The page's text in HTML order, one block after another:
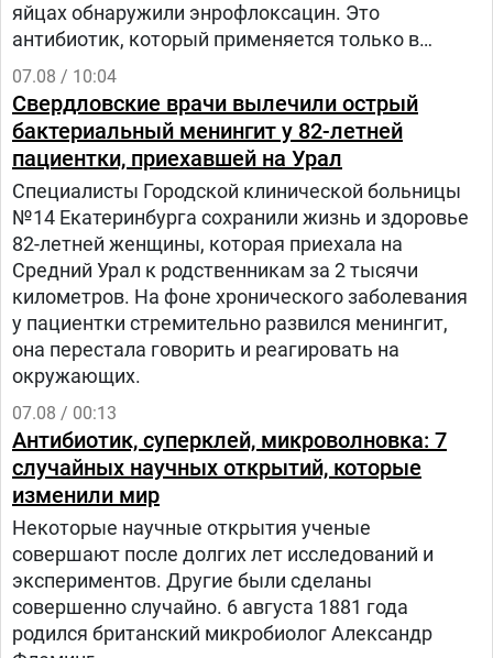
яйцах обнаружили энрофлоксацин. Это
антибиотик, который применяется только в
ветеринарии для лечения сельскохозяйственных,
домашних животных и птиц.
07.08 / 10:04
Свердловские врачи вылечили острый
бактериальный менингит у 82-летней
пациентки, приехавшей на Урал
Специалисты Городской клинической больницы
№14 Екатеринбурга сохранили жизнь и здоровье
82-летней женщины, которая приехала на
Средний Урал к родственникам за 2 тысячи
километров. На фоне хронического заболевания
у пациентки стремительно развился менингит,
она перестала говорить и реагировать на
окружающих.
07.08 / 00:13
Антибиотик, суперклей, микроволновка: 7
случайных научных открытий, которые
изменили мир
Некоторые научные открытия ученые
совершают после долгих лет исследований и
экспериментов. Другие были сделаны
совершенно случайно. 6 августа 1881 года
родился британский микробиолог Александр